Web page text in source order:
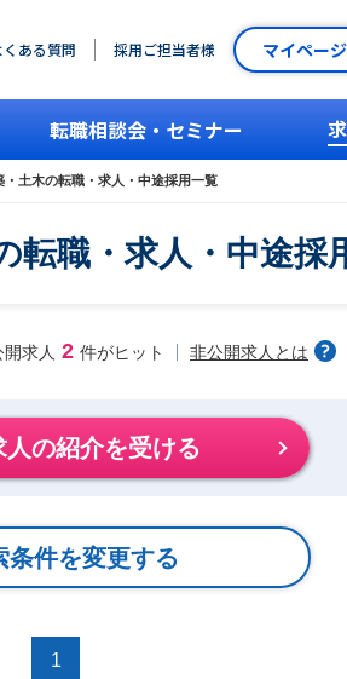
くある質問 採用ご担当者様 マイペー
転職相談会・セミナー
・土木の転職・求人・中途採用一覧
転職・求人・中途採
求人 2 件がヒット 非公開求人とは
の紹介を受ける
条件を変更する
1